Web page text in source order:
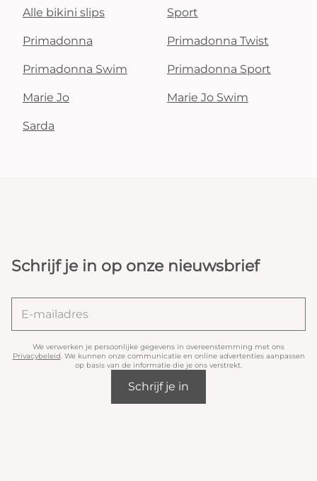
Alle bikini slips Sport
Primadonna Primadonna Twist
Primadonna Swim Primadonna Sport
Marie Jo Marie Jo Swim
Sarda
Schrijf je in op onze nieuwsbrief
We verwerken je persoonlijke gegevens in overeenstemming met ons
Privacybeleid. We kunnen onze communicatie en online advertenties aanpassen
op basis van de informatie die je ons verstrekt.
Schrijf je in